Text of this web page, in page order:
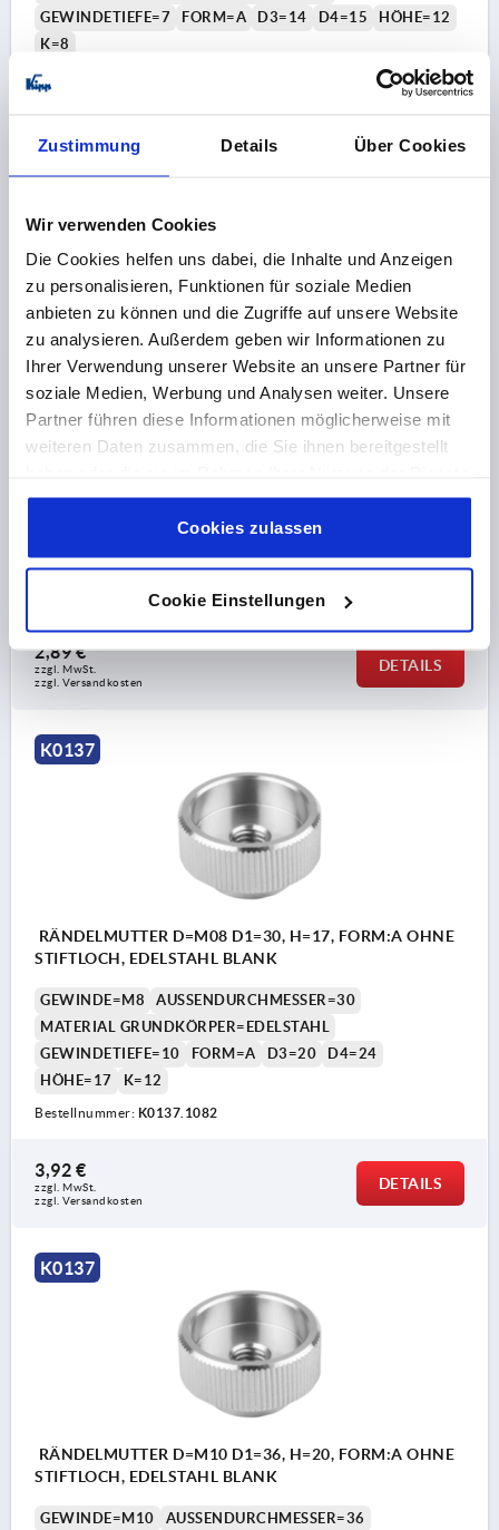
Zustimmung Details Über Cookies
Wir verwenden Cookies
Die Cookies helfen uns dabei, die Inhalte und Anzeigen
zu personalisieren, Funktionen für soziale Medien
anbieten zu können und die Zugriffe auf unsere Website
zu analysieren. Außerdem geben wir Informationen zu
Ihrer Verwendung unserer Website an unsere Partner für
soziale Medien, Werbung und Analysen weiter. Unsere
Partner führen diese Informationen möglicherweise mit
weiteren Daten zusammen, die Sie ihnen bereitgestellt
gesammelt haben.Cookie Richtlinien
Datenschutz|AGB
Cookies zulassen
Cookie Einstellungen
GEWINDETIEFE=7
FORM=A D3=14 D4=15
HÖHE=12
K=8
Bestellnummer:
zzgl. MwSt.
DETAILS
K0137
RÄNDELMUTTER D=M06 D1=24, H=14, FORM:A OHNE
STIFTLOCH, EDELSTAHL BLANK
FORM=A D3=16 D4=18
K=10
K0137.1062
2,89 €
zzgl. MwSt.
zzgl. Versandkosten
DETAILS
K0137
RÄNDELMUTTER D=M08 D1=30, H=17, FORM:A OHNE
STIFTLOCH, EDELSTAHL BLANK
GEWINDE=M8
AUSSENDURCHMESSER=30
MATERIAL GRUNDKÖRPER=EDELSTAHL
GEWINDETIEFE=10
FORM=A D3=20
D4=24
HÖHE=17
K=12
Bestellnummer: K0137.1082
3,92 €
zzgl. MwSt.
zzgl. Versandkosten
DETAILS
K0137
RÄNDELMUTTER D=M10 D1=36, H=20, FORM:A OHNE
STIFTLOCH, EDELSTAHL BLANK
GEWINDE=M10 AUSSENDURCHMESSER=36